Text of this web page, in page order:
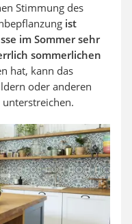
Stimmung des
ist
im Sommer sehr
sommerlichen
hat, kann das
oder anderen